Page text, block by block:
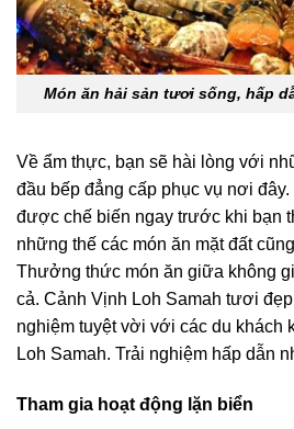
Món ăn hải sản tươi sống, hấp
Về ẩm thực, bạn sẽ hài lòng với
đầu bếp đẳng cấp phục vụ nơi
được chế biến ngay trước khi bạn
những thế các món ăn mặt đất
Thưởng thức món ăn giữa không
cả. Cảnh Vịnh Loh Samah tươi
nghiệm tuyệt vời với các du khách
Loh Samah. Trải nghiệm hấp dẫn
Tham gia hoạt động lặn biển